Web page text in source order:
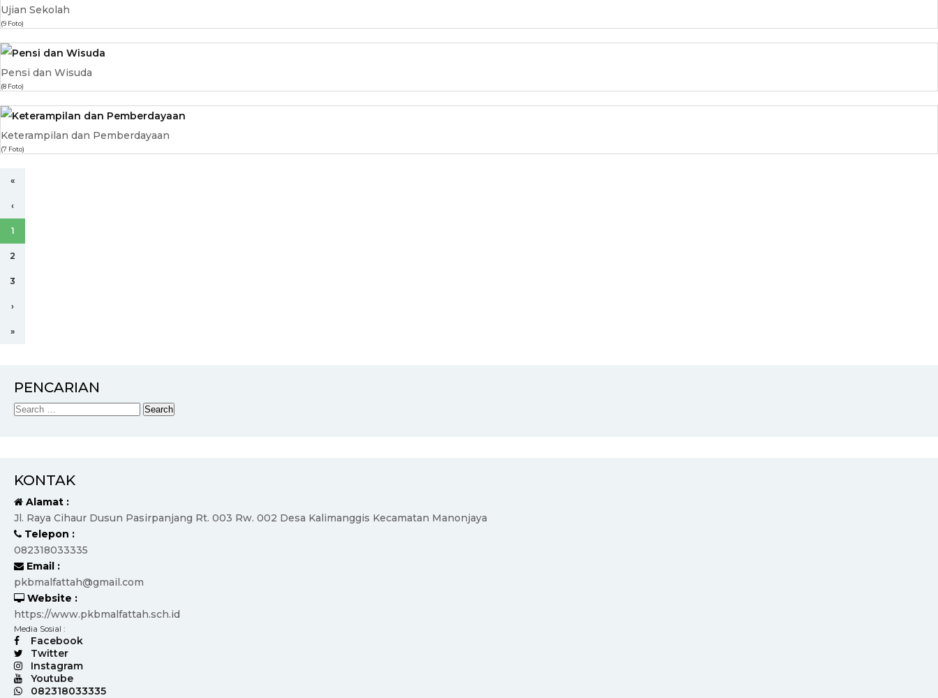
Ujian Sekolah
(9 Foto)
Pensi dan Wisuda
(8 Foto)
Keterampilan dan Pemberdayaan
(7 Foto)
«
‹
1
2
3
›
»
PENCARIAN
KONTAK
Alamat :
Jl. Raya Cihaur Dusun Pasirpanjang Rt. 003 Rw. 002 Desa Kalimanggis Kecamatan Manonjaya
Telepon :
082318033335
Email :
pkbmalfattah@gmail.com
Website :
https://www.pkbmalfattah.sch.id
Media Sosial :
Facebook
Twitter
Instagram
Youtube
082318033335